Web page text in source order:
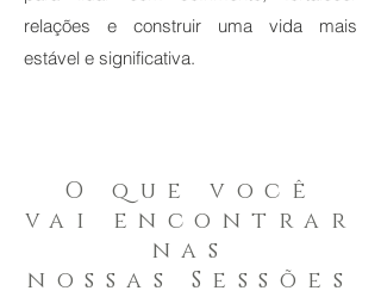
relações e construir uma vida mais
estável e significativa.
O que você
vai encontrar
nas
nossas Sessões